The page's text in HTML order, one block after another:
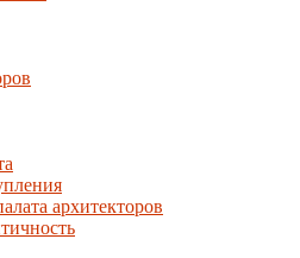
архитекторов